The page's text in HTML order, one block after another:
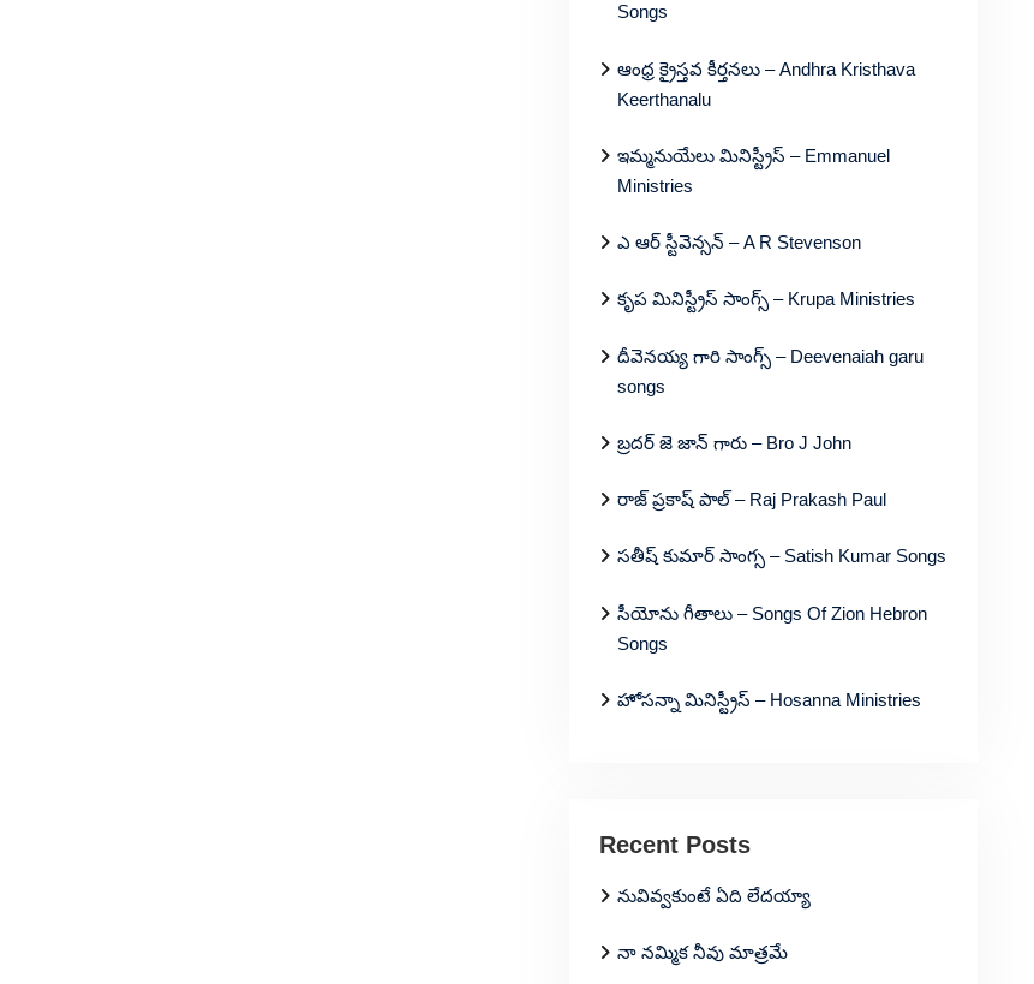
Songs
ఆంధ్ర క్రైస్తవ కీర్తనలు – Andhra Kristhava
Keerthanalu
ఇమ్మనుయేలు మినిస్ట్రీస్ – Emmanuel
Ministries
ఎ ఆర్ స్టీవెన్సన్ – A R Stevenson
కృప మినిస్ట్రీస్ సాంగ్స్ – Krupa Ministries
దీవెనయ్య గారి సాంగ్స్ – Deevenaiah garu
songs
బ్రదర్ జె జాన్ గారు – Bro J John
రాజ్ ప్రకాష్ పాల్ – Raj Prakash Paul
సతీష్ కుమార్ సాంగ్స – Satish Kumar Songs
సీయోను గీతాలు – Songs Of Zion Hebron
Songs
హోసన్నా మినిస్ట్రీస్ – Hosanna Ministries
Recent Posts
నువివ్వకుంటే ఏది లేదయ్యా
నా నమ్మిక నీవు మాత్రమే